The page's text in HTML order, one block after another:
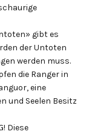
gibt es
der Untoten
werden muss.
die Ranger in
eine
und Seelen Besitz
Diese